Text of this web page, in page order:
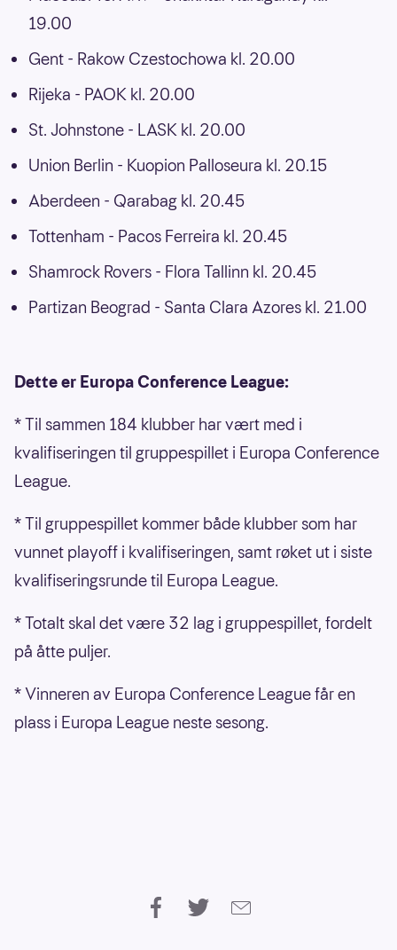
19.00
Gent - Rakow Czestochowa kl. 20.00
Rijeka - PAOK kl. 20.00
St. Johnstone - LASK kl. 20.00
Union Berlin - Kuopion Palloseura kl. 20.15
Aberdeen - Qarabag kl. 20.45
Tottenham - Pacos Ferreira kl. 20.45
Shamrock Rovers - Flora Tallinn kl. 20.45
Partizan Beograd - Santa Clara Azores kl. 21.00
Dette er Europa Conference League:
* Til sammen 184 klubber har vært med i
kvalifiseringen til gruppespillet i Europa Conference
League.
* Til gruppespillet kommer både klubber som har
vunnet playoff i kvalifiseringen, samt røket ut i siste
kvalifiseringsrunde til Europa League.
* Totalt skal det være 32 lag i gruppespillet, fordelt
på åtte puljer.
* Vinneren av Europa Conference League får en
plass i Europa League neste sesong.